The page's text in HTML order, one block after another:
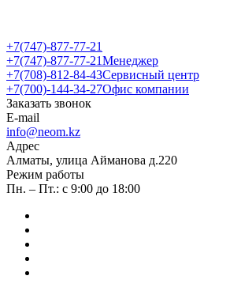
+7(747)-877-77-21
+7(747)-877-77-21Менеджер
+7(708)-812-84-43Сервисный центр
+7(700)-144-34-27Офис компании
Заказать звонок
E-mail
info@neom.kz
Адрес
Алматы, улица Айманова д.220
Режим работы
Пн. – Пт.: с 9:00 до 18:00